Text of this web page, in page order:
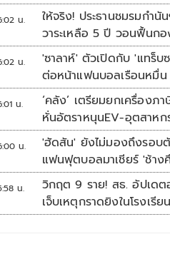
น.
ให้จริง! ประธานชมรมกำนั
วาระเหลือ 5 ปี วอนฟื้นก
อำเภอละล้าน
น.
'ซาลาห์' ตัวเปิดกับ 'แทร็บ
ต่อหน้าแฟนบอลเรือนหมื่น
น.
‘คลัง’ เตรียมยกเครื่องภ
หั่นอัตราหนุนEV-อุตสาหก
หมุดไทย
น.
'ฮัดสัน' ยังไม่มองถึงรอบ
แฟนฟุตบอลมาเชียร์ 'ช้าง
ดวล 'เมียนมา'
น.
วิกฤต 9 ราย! สธ. อัปเดต
เจ็บเหตุกราดยิงในโรงเรียน